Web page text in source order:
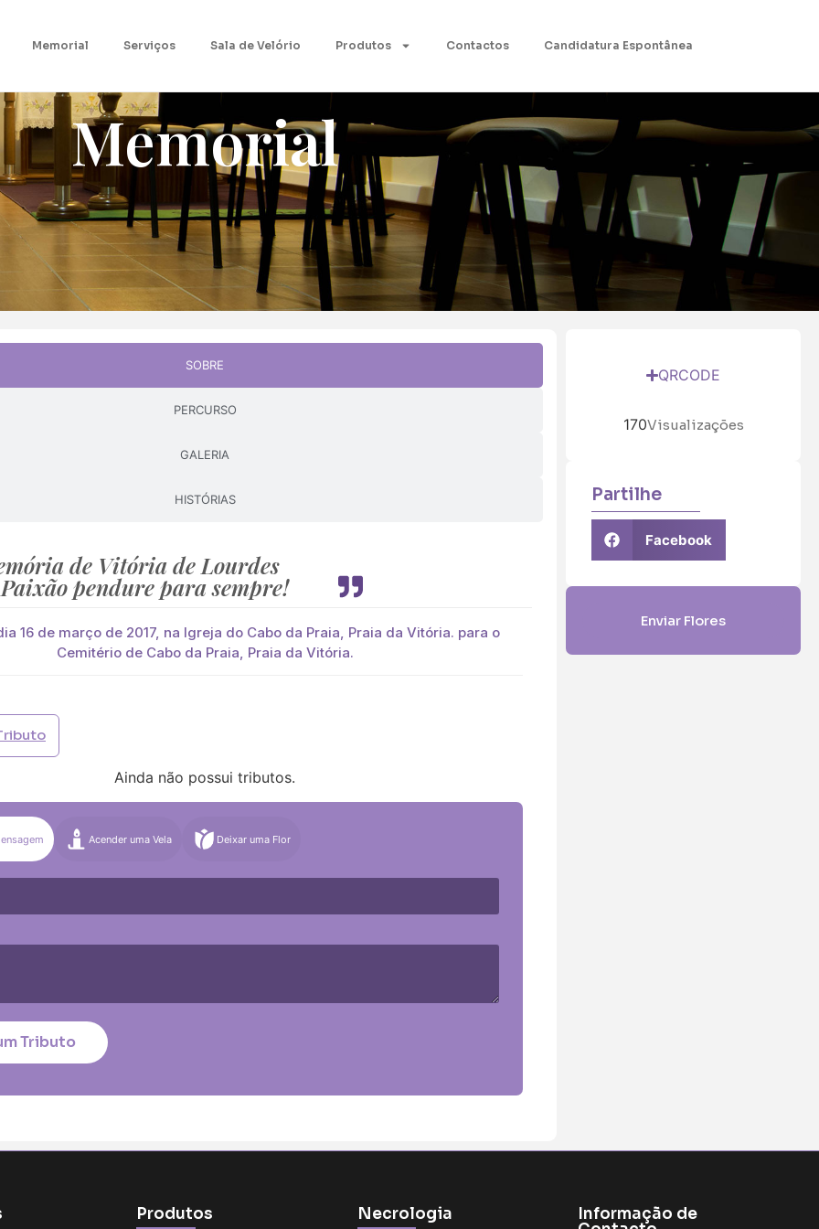
Memorial Serviços Sala de Velório Produtos Contactos Candidatura Espontânea
Memorial
SOBRE
PERCURSO
GALERIA
HISTÓRIAS
de Vitória de Lourdes
pendure para sempre!
16 de março de 2017, na Igreja do Cabo da Praia, Praia da Vitória. para o
Cemitério de Cabo da Praia, Praia da Vitória.
Ainda não possui tributos.
Acender uma Vela Deixar uma Flor
Tributo
QRCODE
170Visualizações
Partilhe
Facebook
Enviar Flores
Produtos Necrologia
Informação de
Pague já com PayPal
paga de imediato com Paypal
Palma Cruz Coração
Coroa
Média (€100)
Média (€100)
Média (€100)
(€85) Média (€100)
Grande (€115)
*